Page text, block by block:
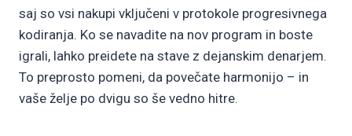
saj so vsi nakupi vključeni v protokole progresivnega
kodiranja. Ko se navadite na nov program in boste
igrali, lahko preidete na stave z dejanskim denarjem.
To preprosto pomeni, da povečate harmonijo – in
vaše želje po dvigu so še vedno hitre.